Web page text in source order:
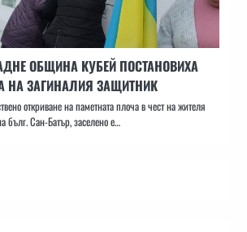
ОБЩИНА КУБЕЙ ПОСТАНОВИХА
НА ЗАГИНАЛИЯ ЗАЩИТНИК
откриване на паметната плоча в чест на жителя
бълг. Сан-Батър, заселено е…